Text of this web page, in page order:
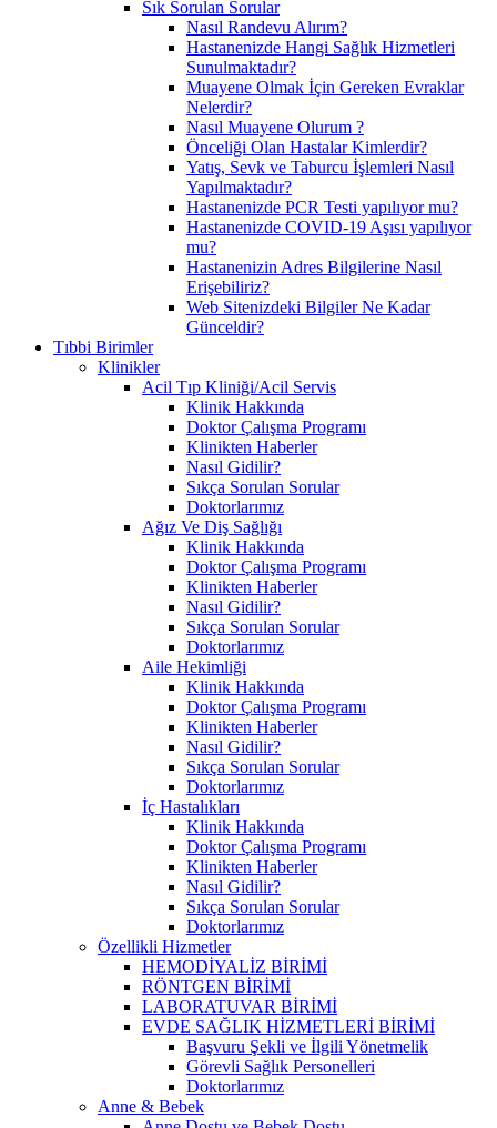
Sık Sorulan Sorular
Nasıl Randevu Alırım?
Hastanenizde Hangi Sağlık Hizmetleri
Sunulmaktadır?
Muayene Olmak İçin Gereken Evraklar
Nelerdir?
Nasıl Muayene Olurum ?
Önceliği Olan Hastalar Kimlerdir?
Yatış, Sevk ve Taburcu İşlemleri Nasıl
Yapılmaktadır?
Hastanenizde PCR Testi yapılıyor mu?
Hastanenizde COVID-19 Aşısı yapılıyor
mu?
Hastanenizin Adres Bilgilerine Nasıl
Erişebiliriz?
Web Sitenizdeki Bilgiler Ne Kadar
Günceldir?
Tıbbi Birimler
Klinikler
Acil Tıp Kliniği/Acil Servis
Klinik Hakkında
Doktor Çalışma Programı
Klinikten Haberler
Nasıl Gidilir?
Sıkça Sorulan Sorular
Doktorlarımız
Ağız Ve Diş Sağlığı
Klinik Hakkında
Doktor Çalışma Programı
Klinikten Haberler
Nasıl Gidilir?
Sıkça Sorulan Sorular
Doktorlarımız
Aile Hekimliği
Klinik Hakkında
Doktor Çalışma Programı
Klinikten Haberler
Nasıl Gidilir?
Sıkça Sorulan Sorular
Doktorlarımız
İç Hastalıkları
Klinik Hakkında
Doktor Çalışma Programı
Klinikten Haberler
Nasıl Gidilir?
Sıkça Sorulan Sorular
Doktorlarımız
Özellikli Hizmetler
HEMODİYALİZ BİRİMİ
RÖNTGEN BİRİMİ
LABORATUVAR BİRİMİ
EVDE SAĞLIK HİZMETLERİ BİRİMİ
Başvuru Şekli ve İlgili Yönetmelik
Görevli Sağlık Personelleri
Doktorlarımız
Anne & Bebek